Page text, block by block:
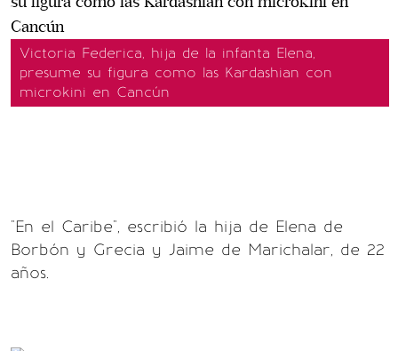
Victoria Federica, hija de la infanta Elena,
presume su figura como las Kardashian con
microkini en Cancún
"En el Caribe", escribió la hija de Elena de
Borbón y Grecia y Jaime de Marichalar, de 22
años.